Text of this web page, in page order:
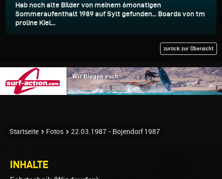
Hab noch alte Bilder von meinem 6monatigen
Sommeraufenthalt 1989 auf Sylt gefunden... Boards von tm
proline Kiel...
zurück zur Übersicht
Startseite Fotos 22.03.1987 - Bojendorf 1987
INHALTE